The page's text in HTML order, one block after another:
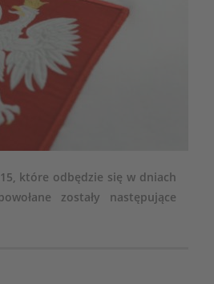
które odbędzie się w dniach
zostały następujące